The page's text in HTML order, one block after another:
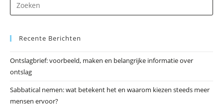
op
Recente Berichten
Ontslagbrief: voorbeeld, maken en belangrijke informatie over
ontslag
Sabbatical nemen: wat betekent het en waarom kiezen steeds meer
mensen ervoor?